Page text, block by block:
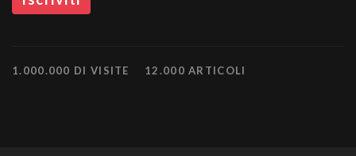
1.000.000 DI VISITE 12.000 ARTICOLI